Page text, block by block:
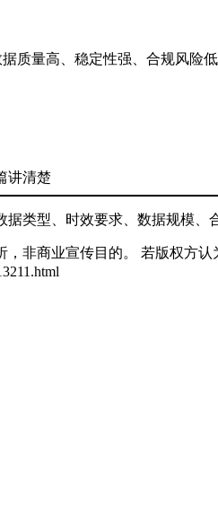
质量高、稳定性强、合规风险
类型、时效要求、数据规模、
非商业宣传目的。 若版权方